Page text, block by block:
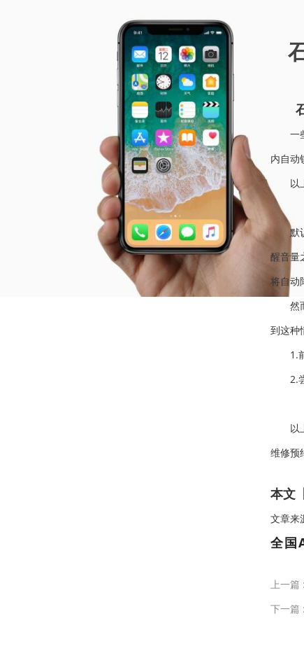
石
一些
内自动
以上
默认
醒音量
将自动
然而
到这种
1.前
2.尝
以上
维修预
本文
文章
全国
上一篇 :
下一篇 :